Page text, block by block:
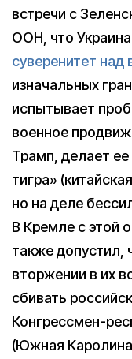
встречи с
ООН, что
суверенитет над
изначальных
испытывает
военное
Трамп, делает
тигра»
но на деле
В Кремле с этой
также допустил,
вторжении в их
сбивать
Конгрессмен-
(Южная